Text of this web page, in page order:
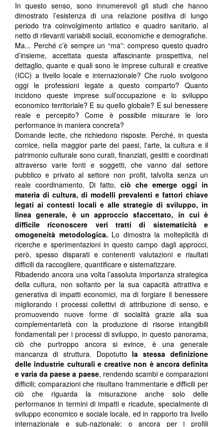
In questo senso, sono innumerevoli gli studi che hanno
dimostrato l’esistenza di una relazione positiva di lungo
periodo tra coinvolgimento artistico e quadro sanitario, al
netto di rilevanti variabili sociali, economiche e demografiche.
Ma... Perché c’è sempre un “ma”: compreso questo quadro
d’insieme, accettata questa affascinante prospettiva, nel
dettaglio, quante e quali sono le imprese culturali e creative
(ICC) a livello locale e internazionale? Che ruolo svolgono
oggi le professioni legate a questo comparto? Quanto
incidono queste imprese sull’occupazione e lo sviluppo
economico territoriale? E su quello globale? E sul benessere
reale e percepito? Come è possibile misurare le loro
performance in maniera concreta?
Domande lecite, che richiedono risposte. Perché, in questa
cornice, nella maggior parte dei paesi, l'arte, la cultura e il
patrimonio culturale sono curati, finanziati, gestiti e coordinati
attraverso varie fonti e soggetti, che vanno dal settore
pubblico e privato al settore non profit, talvolta senza un
reale coordinamento. Di fatto, ciò che emerge oggi in
materia di cultura, di modelli prevalenti e fattori chiave
legati ai contesti locali e alle strategie di sviluppo, in
linea generale, è un approccio sfaccettato, in cui è
difficile riconoscere veri tratti di sistematicità e
omogeneità metodologica. Lo dimostra la molteplicità di
ricerche e sperimentazioni in questo campo dagli approcci,
però, spesso disparati e contenenti valutazioni e risultati
difficili da raccogliere, quantificare e sistematizzare.
Ribadendo ancora una volta l’assoluta importanza strategica
della cultura, non soltanto per la sua capacità attrattiva e
generativa di impatti economici, ma di forgiare il benessere
migliorando i processi collettivi di attribuzione di senso, e
promuovendo nuove forme di socialità grazie alla sua
complementarietà con la produzione di risorse intangibili
fondamentali per i processi di sviluppo, in questo panorama,
ciò che purtroppo ancora si evince, è una generale
mancanza di struttura. Dopotutto la stessa definizione
delle industrie culturali e creative non è ancora definita
e varia da paese a paese, rendendo scambi e comparazioni
difficili; comparazioni che risultano frammentarie e difficili per
ciò che riguarda la misurazione anche solo delle
performance in termini di impatti e ricadute, specialmente di
sviluppo economico e sociale locale, ed in rapporto tra livello
internazionale e sub-nazionale; o ancora per i profili